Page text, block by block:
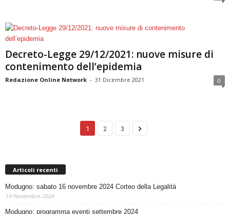
Decreto-Legge 29/12/2021: nuove misure di
contenimento dell’epidemia
Redazione Online Network - 31 Dicembre 2021 0
1 2 3
Articoli recenti
Modugno: sabato 16 novembre 2024 Corteo della Legalità
14 Novembre 2024
Modugno: programma eventi settembre 2024